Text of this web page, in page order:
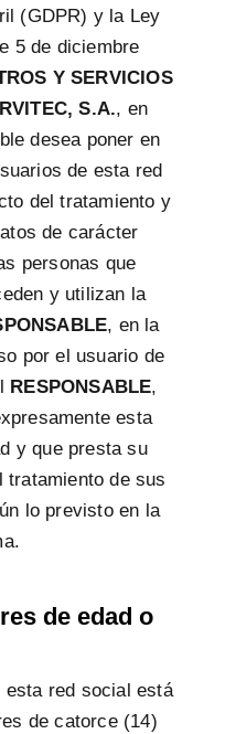
(GDPR) y la Ley
5 de diciembre
Y SERVICIOS
S.A., en
desea poner en
de esta red
del tratamiento y
de carácter
personas que
y utilizan la
, en la
por el usuario de
RESPONSABLE,
esta
y que presta su
tratamiento de sus
lo previsto en la
de edad o
esta red social está
de catorce (14)